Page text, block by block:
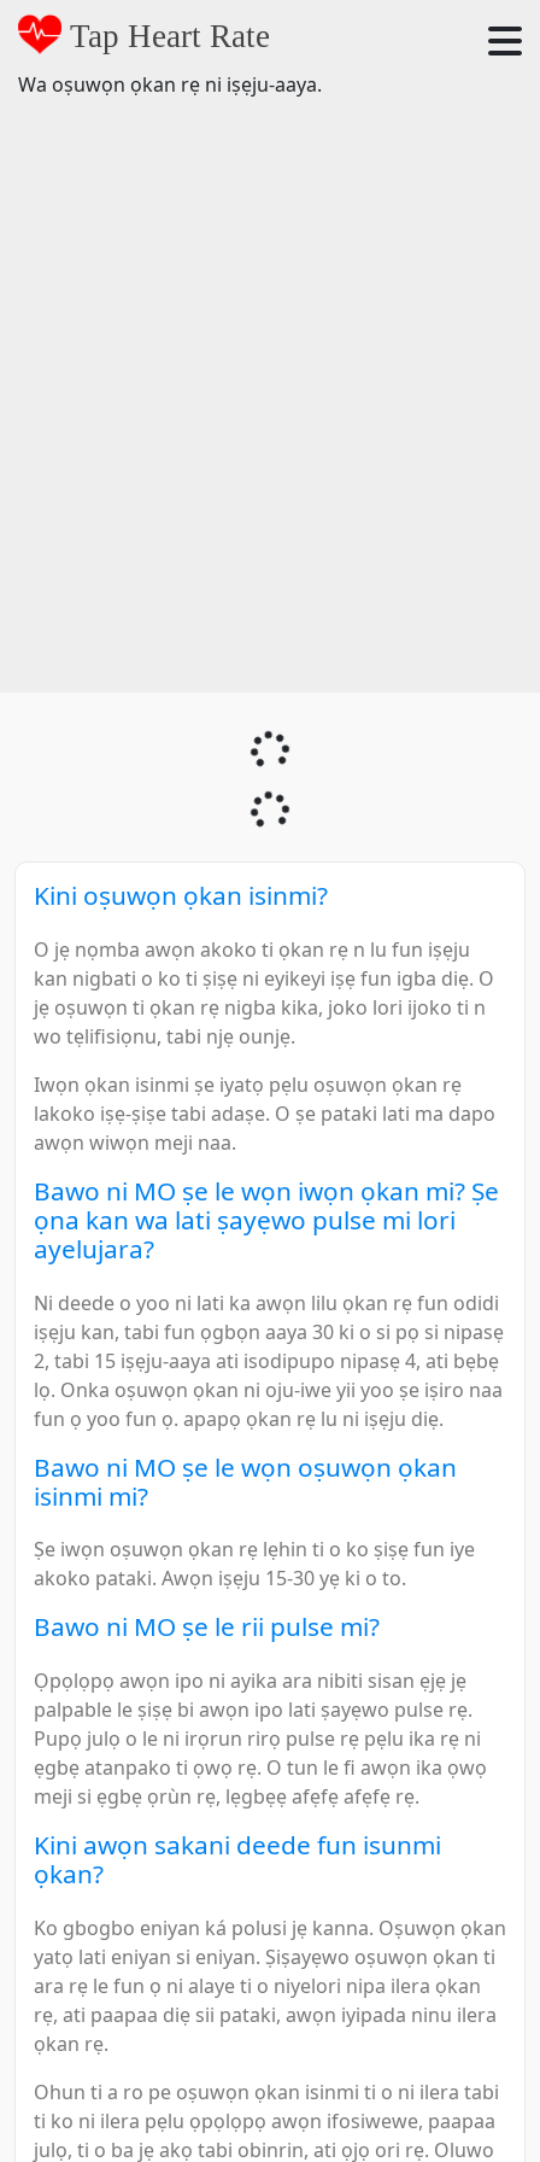
Tap Heart Rate
Wa oṣuwọn ọkan rẹ ni iṣẹju-aaya.
Kini oṣuwọn ọkan isinmi?
O jẹ nọmba awọn akoko ti ọkan rẹ n lu fun iṣẹju
kan nigbati o ko ti ṣiṣẹ ni eyikeyi iṣẹ fun igba diẹ. O
jẹ oṣuwọn ti ọkan rẹ nigba kika, joko lori ijoko ti n
wo tẹlifisiọnu, tabi njẹ ounjẹ.
Iwọn ọkan isinmi ṣe iyatọ pẹlu oṣuwọn ọkan rẹ
lakoko iṣẹ-ṣiṣe tabi adaṣe. O ṣe pataki lati ma dapo
awọn wiwọn meji naa.
Bawo ni MO ṣe le wọn iwọn ọkan mi? Ṣe
ọna kan wa lati ṣayẹwo pulse mi lori
ayelujara?
Ni deede o yoo ni lati ka awọn lilu ọkan rẹ fun odidi
iṣẹju kan, tabi fun ọgbọn aaya 30 ki o si pọ si nipasẹ
2, tabi 15 iṣẹju-aaya ati isodipupo nipasẹ 4, ati bẹbẹ
lọ. Onka oṣuwọn ọkan ni oju-iwe yii yoo ṣe iṣiro naa
fun ọ yoo fun ọ. apapọ ọkan rẹ lu ni iṣẹju diẹ.
Bawo ni MO ṣe le wọn oṣuwọn ọkan
isinmi mi?
Ṣe iwọn oṣuwọn ọkan rẹ lẹhin ti o ko ṣiṣẹ fun iye
akoko pataki. Awọn iṣẹju 15-30 yẹ ki o to.
Bawo ni MO ṣe le rii pulse mi?
Ọpọlọpọ awọn ipo ni ayika ara nibiti sisan ẹjẹ jẹ
palpable le ṣiṣẹ bi awọn ipo lati ṣayẹwo pulse rẹ.
Pupọ julọ o le ni irọrun rirọ pulse rẹ pẹlu ika rẹ ni
ẹgbẹ atanpako ti ọwọ rẹ. O tun le fi awọn ika ọwọ
meji si ẹgbẹ ọrùn rẹ, lẹgbẹẹ afẹfẹ afẹfẹ rẹ.
Kini awọn sakani deede fun isunmi
ọkan?
Ko gbogbo eniyan ká polusi jẹ kanna. Oṣuwọn ọkan
yatọ lati eniyan si eniyan. Ṣiṣayẹwo oṣuwọn ọkan ti
ara rẹ le fun ọ ni alaye ti o niyelori nipa ilera ọkan
rẹ, ati paapaa diẹ sii pataki, awọn iyipada ninu ilera
ọkan rẹ.
Ohun ti a ro pe oṣuwọn ọkan isinmi ti o ni ilera tabi
ti ko ni ilera pẹlu ọpọlọpọ awọn ifosiwewe, paapaa
julọ, ti o ba jẹ akọ tabi obinrin, ati ọjọ ori rẹ. Oluwo